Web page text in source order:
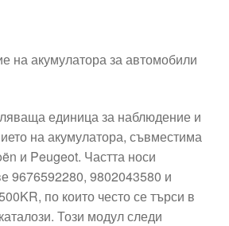
на акумулатора за автомобили
единица за наблюдение и
на акумулатора, съвместима
и Peugeot. Частта носи
9676592280, 9802043580 и
по които често се търси в
Този модул следи